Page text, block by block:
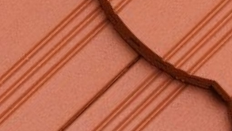
egyszerűség, és mindez
jellemzői. A műemléki épületek
alacsony súlyterhelés mellett.